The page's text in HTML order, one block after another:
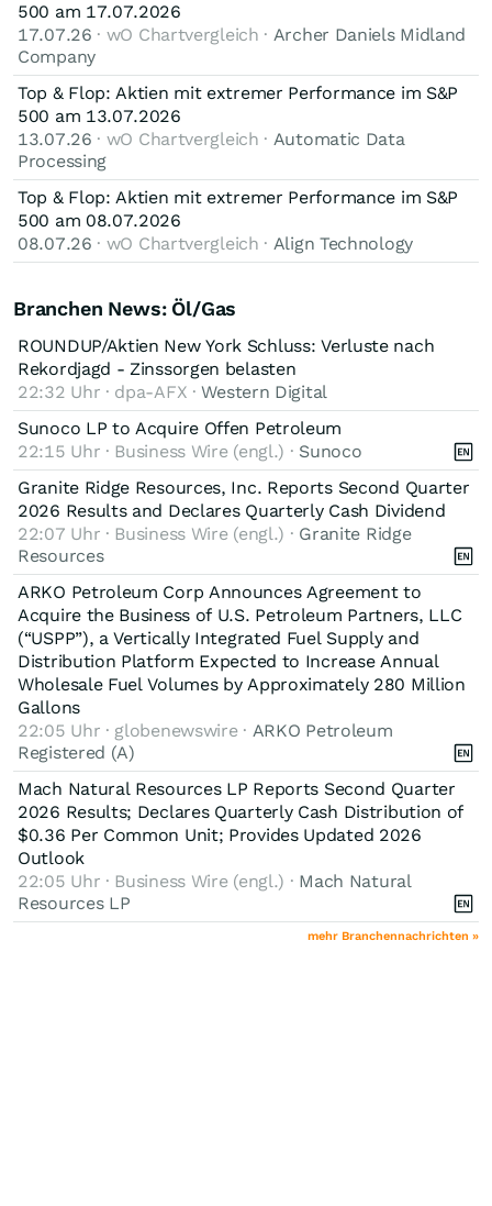
500 am 17.07.2026
17.07.26 · wO Chartvergleich · Archer Daniels Midland
Company
Top & Flop: Aktien mit extremer Performance im S&P
500 am 13.07.2026
13.07.26 · wO Chartvergleich · Automatic Data
Processing
Top & Flop: Aktien mit extremer Performance im S&P
500 am 08.07.2026
08.07.26 · wO Chartvergleich · Align Technology
Branchen News: Öl/Gas
ROUNDUP/Aktien New York Schluss: Verluste nach
Rekordjagd - Zinssorgen belasten
22:32 Uhr · dpa-AFX ·Western Digital
Sunoco LP to Acquire Offen Petroleum
22:15 Uhr · Business Wire (engl.) · Sunoco
Granite Ridge Resources, Inc. Reports Second Quarter
2026 Results and Declares Quarterly Cash Dividend
22:07 Uhr · Business Wire (engl.) · Granite Ridge
Resources
ARKO Petroleum Corp Announces Agreement to
Acquire the Business of U.S. Petroleum Partners, LLC
(“USPP”), a Vertically Integrated Fuel Supply and
Distribution Platform Expected to Increase Annual
Wholesale Fuel Volumes by Approximately 280 Million
Gallons
22:05 Uhr · globenewswire · ARKO Petroleum
Registered (A)
Mach Natural Resources LP Reports Second Quarter
2026 Results; Declares Quarterly Cash Distribution of
$0.36 Per Common Unit; Provides Updated 2026
Outlook
22:05 Uhr · Business Wire (engl.) · Mach Natural
Resources LP
mehr Branchennachrichten »